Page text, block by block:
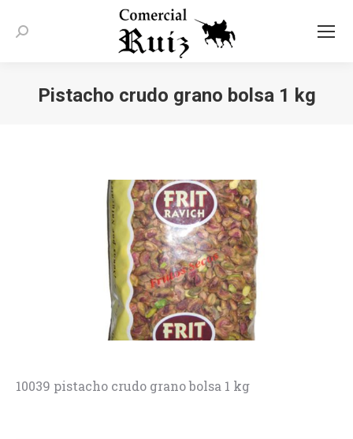
Buscar:
Pistacho crudo grano bolsa 1 kg
10039 pistacho crudo grano bolsa 1 kg